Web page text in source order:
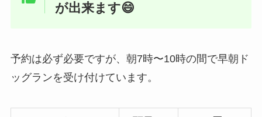
が出来ます😄
予約は必ず必要ですが、朝7時〜10時の間で早朝ド
ッグランを受け付けています。